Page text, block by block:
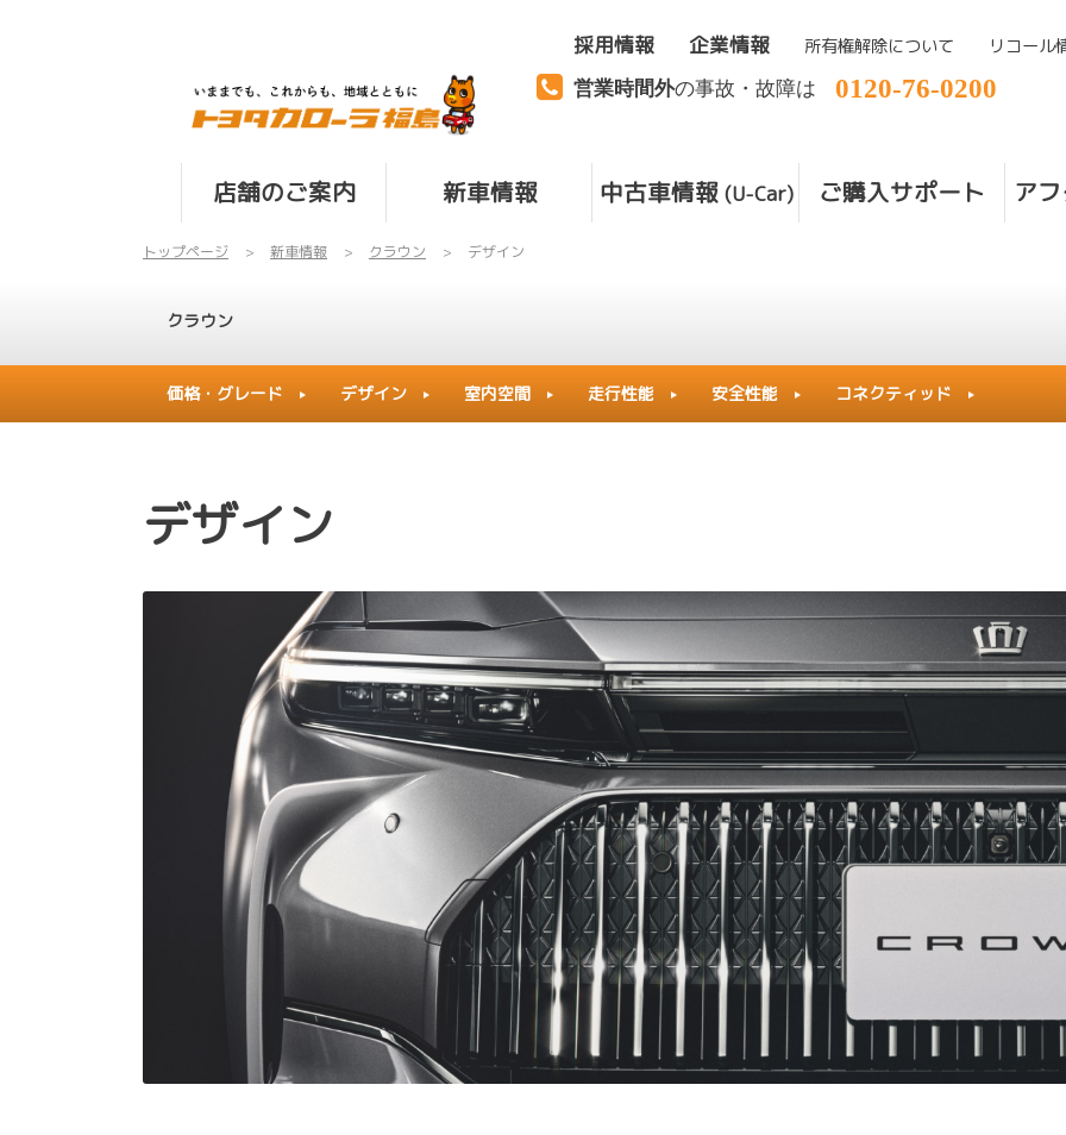
営業時間外の事故・故障は 0120-76-0200
店舗のご案内 新車情報 中古車情報 (U-Car) ご購入サポート ア
採用情報 企業情報 所有権解除について リコール
トップページ 新車情報 クラウン デザイン
クラウン
価格・グレード デザイン 室内空間 走行性能 安全性能 コネクティッド
デザイン